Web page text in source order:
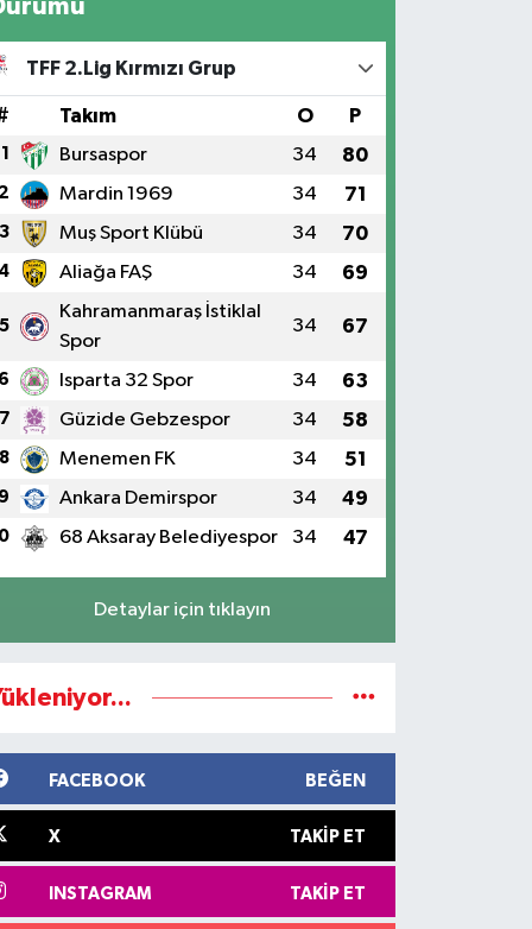
TFF 2.Lig Kırmızı Grup
Takım O P
1 Bursaspor 34 80
2 Mardin 1969 34 71
3 Muş Sport Klübü 34 70
4 Aliağa FAŞ 34 69
5
Kahramanmaraş İstiklal
Spor
34 67
6 Isparta 32 Spor 34 63
7 Güzide Gebzespor 34 58
8 Menemen FK 34 51
9 Ankara Demirspor 34 49
68 Aksaray Belediyespor 34 47
Detaylar için tıklayın
FACEBOOK BEĞEN
X TAKIP ET
INSTAGRAM TAKIP ET